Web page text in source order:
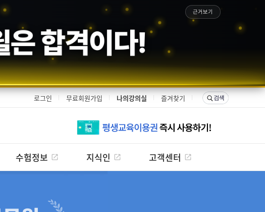
은 합격이다!
근거보기
로그인 무료회원가입 나의강의실 즐겨찾기
수험정보 지식인 고객센터